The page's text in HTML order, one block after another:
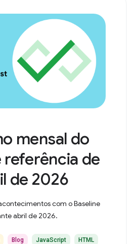
mensal do
referência de
de 2026
com o Baseline
abril de 2026.
Blog JavaScript HTML